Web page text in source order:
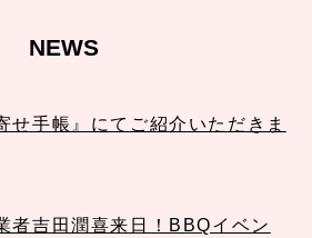
NEWS
せ手帳』にてご紹介いただきま
者吉田潤喜来日！BBQイベン